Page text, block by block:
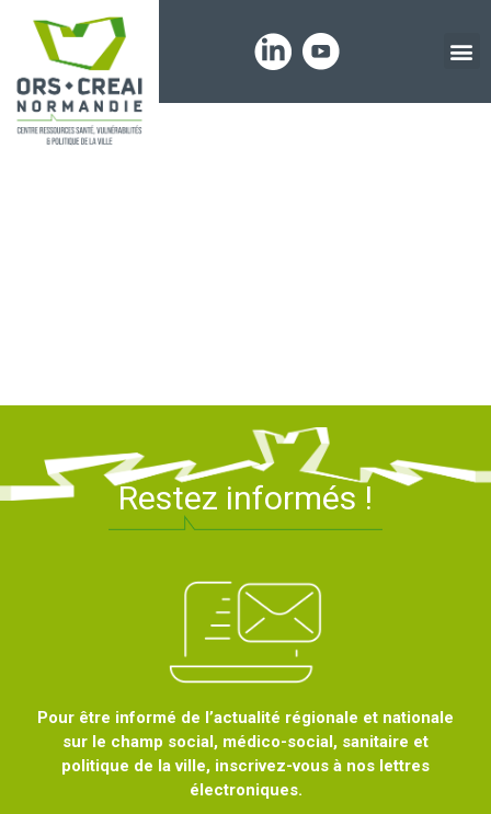
La santé des
Restez informés !
Pour être informé de l’actualité régionale et nationale
sur le champ social, médico-social, sanitaire et
politique de la ville, inscrivez-vous à nos lettres
électroniques.
Panneau de gestion des cookies